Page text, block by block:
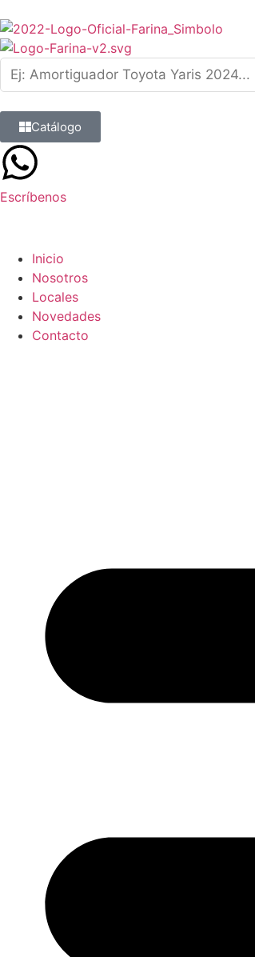
Catálogo
Escríbenos
Inicio
Nosotros
Locales
Novedades
Contacto